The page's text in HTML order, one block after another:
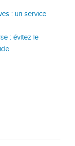
: un service
: évitez le